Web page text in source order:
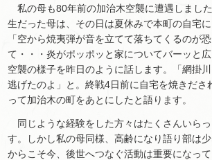
私の母も80年前の加治木空襲に遭遇しまし
生だった母は、その日は夏休みで本町の自宅に
「空から焼夷弾が音を立てて落ちてくるのが
て・・・炎がポッポッと家についてバーッと
空襲の様子を昨日のように話します。「網掛
逃げたのよ」と。終戦4日前に自宅を焼きださ
って加治木の町をあとにしたと語ります。
同じような経験をした方々はたくさんいら
す。しかし私の母同様、高齢になり語り部は
からこそ今、後世へつなぐ活動は重要になっ